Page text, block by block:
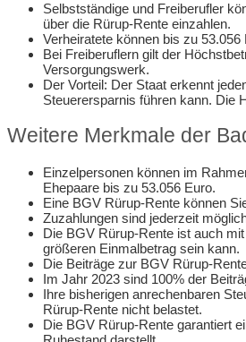
Selbstständige und Freiberufler
über die Rürup-Rente einzahlen.
Verheiratete können bis zu
Bei Freiberuflern gilt der
Versorgungswerk.
Der Vorteil: Der Staat erkennt
Steuerersparnis führen kann. Die
Weitere Merkmale der
Einzelpersonen können im
Ehepaare bis zu 53.056 Euro.
Eine BGV Rürup-Rente können
Zuzahlungen sind jederzeit
Die BGV Rürup-Rente ist auch
größeren Einmalbetrag sein kann.
Die Beiträge zur BGV Rürup-
Im Jahr 2023 sind 100% der
Ihre bisherigen anrechenbaren
Rürup-Rente nicht belastet.
Die BGV Rürup-Rente garantiert